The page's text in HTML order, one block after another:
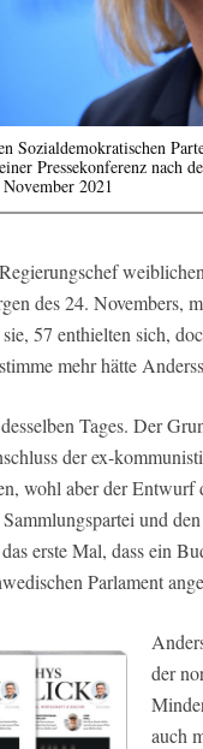
Sozialdemokratischen
Pressekonferenz nach
2021
des 24. Novembers,
57 enthielten sich,
mehr hätte
Tages. Der
der ex-
wohl aber der Entwurf
und
erste Mal, dass ein
Parlament
der
auch